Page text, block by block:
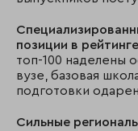
позиции в рейтинге
топ-100 наделены
вузе, базовая
подготовки
Сильные